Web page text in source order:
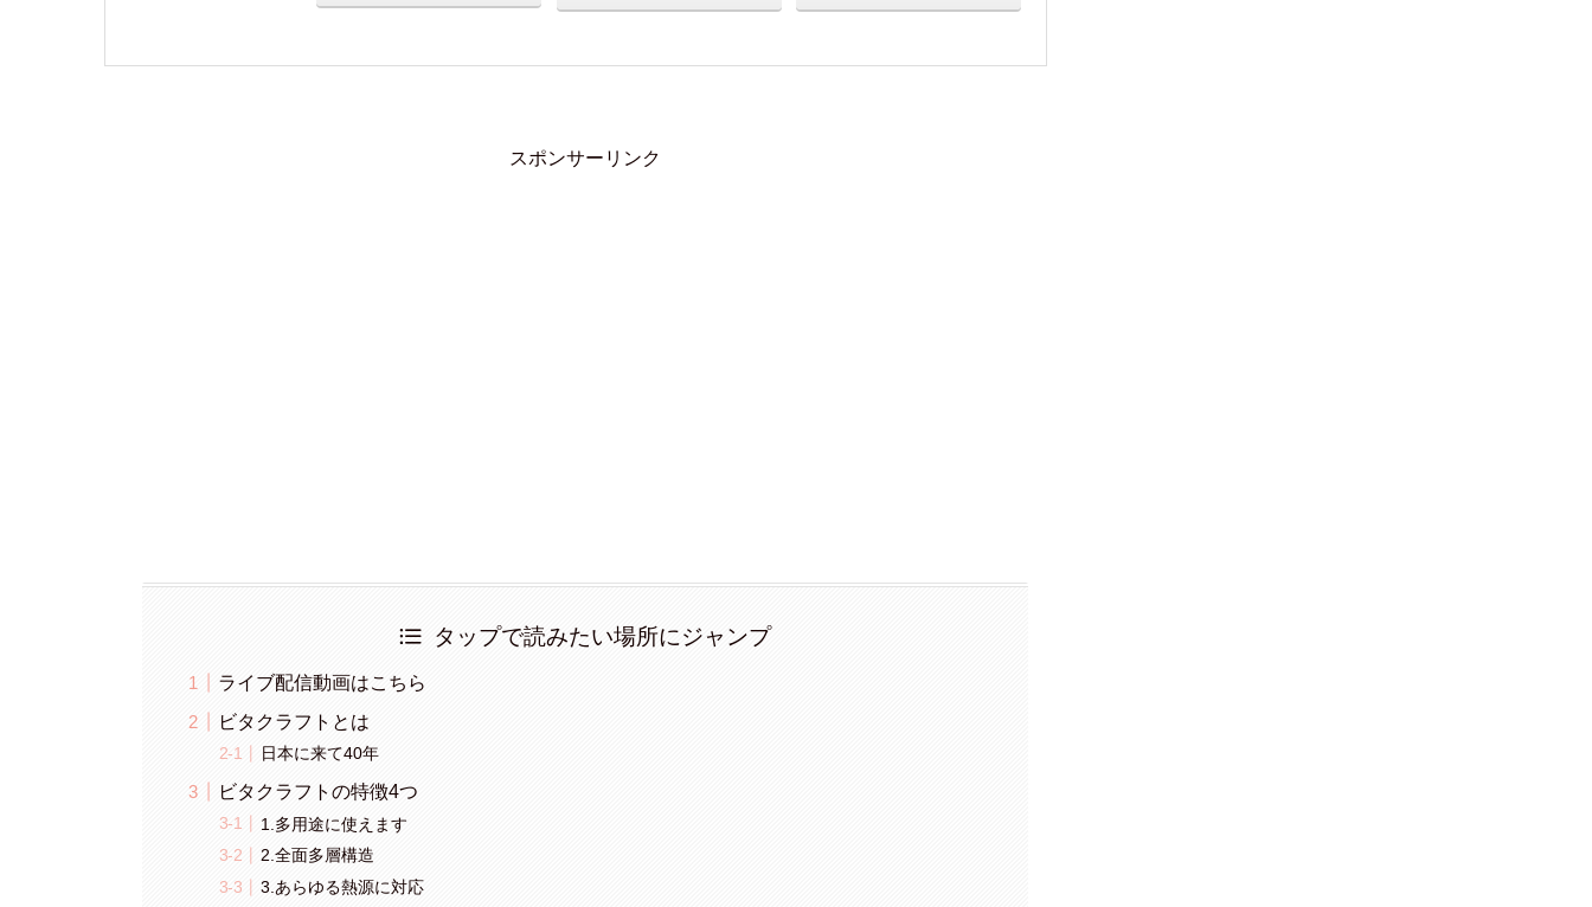
スポンサーリンク
タップで読みたい場所にジャンプ
ライブ配信動画はこちら
ビタクラフトとは
日本に来て40年
ビタクラフトの特徴4つ
1.多用途に使えます
2.全面多層構造
3.あらゆる熱源に対応